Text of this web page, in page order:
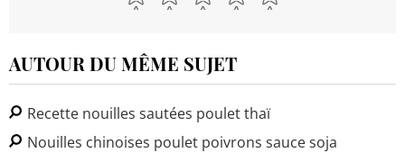
AUTOUR DU MÊME SUJET
Recette nouilles sautées poulet thaï
Nouilles chinoises poulet poivrons sauce soja